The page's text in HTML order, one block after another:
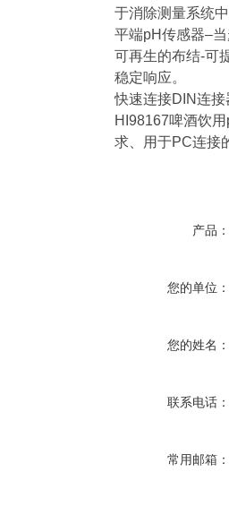
于消除测量系统中
平端pH传感器–
可再生的布结-可
稳定响应。
快速连接DIN连接
HI98167啤酒饮
求、用于PC连接
产品：
您的单位：
您的姓名：
联系电话：
常用邮箱：